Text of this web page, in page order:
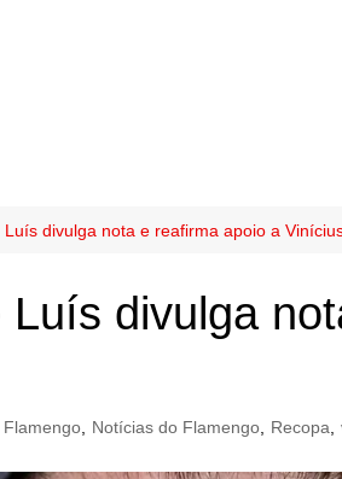
divulga nota e reafirma apoio a
divulga
Flamengo Notícias do Flamengo Recopa